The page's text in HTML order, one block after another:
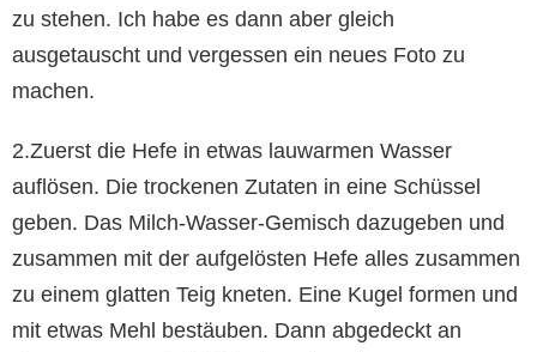
zu stehen. Ich habe es dann aber gleich
ausgetauscht und vergessen ein neues Foto zu
machen.
2.Zuerst die Hefe in etwas lauwarmen Wasser
auflösen. Die trockenen Zutaten in eine Schüssel
geben. Das Milch-Wasser-Gemisch dazugeben und
zusammen mit der aufgelösten Hefe alles zusammen
zu einem glatten Teig kneten. Eine Kugel formen und
mit etwas Mehl bestäuben. Dann abgedeckt an